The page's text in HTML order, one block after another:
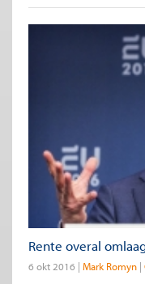
Rente overal
6 okt 2016 Mark Romyn